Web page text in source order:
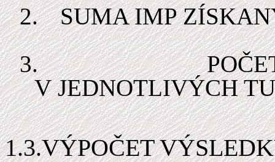
2.
SUMA IMP
3.
V JEDNOTLIVÝCH
1.3.VÝPOČET